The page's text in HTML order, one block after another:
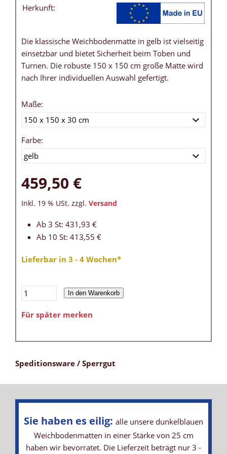
Herkunft:
Die klassische Weichbodenmatte in gelb ist vielseitig
einsetzbar und bietet Sicherheit beim Toben und
Turnen. Die robuste 150 x 150 cm große Matte wird
nach Ihrer individuellen Auswahl gefertigt.
Maße:
Farbe:
459,50 €
Inkl. 19 % USt. zzgl. Versand
Ab 3 St: 431,93 €
Ab 10 St: 413,55 €
Lieferbar in 3 - 4 Wochen*
In den Warenkorb
Für später merken
Speditionsware / Sperrgut
Sie haben es eilig: alle unsere dunkelblauen
Weichbodenmatten in einer Stärke von 25 cm
haben wir bevorratet. Die Lieferzeit beträgt nur 3 -